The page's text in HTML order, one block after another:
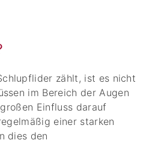
zählt, ist es nicht
im Bereich der Augen
Einfluss darauf
einer starken
dies den